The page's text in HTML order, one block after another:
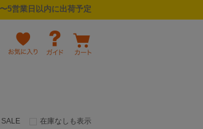
5営業日以内に出荷予定
SALE
在庫なしも表示